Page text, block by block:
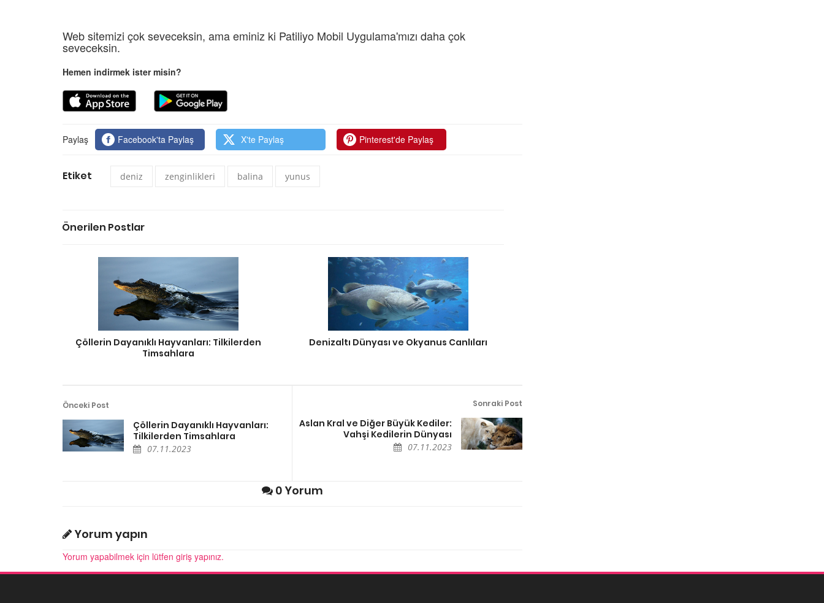
Web sitemizi çok seveceksin, ama eminiz ki Patiliyo Mobil Uygulama'mızı daha çok
seveceksin.
Hemen indirmek ister misin?
Paylaş Facebook'ta Paylaş X'te Paylaş Pinterest'de Paylaş
Etiket deniz zenginlikleri balina yunus
Önerilen Postlar
Çöllerin Dayanıklı Hayvanları: Tilkilerden
Timsahlara
Denizaltı Dünyası ve Okyanus Canlıları
Önceki Post
Çöllerin Dayanıklı Hayvanları:
Tilkilerden Timsahlara
07.11.2023
Sonraki Post
Aslan Kral ve Diğer Büyük Kediler:
Vahşi Kedilerin Dünyası
07.11.2023
0 Yorum
Yorum yapın
Yorum yapabilmek için lütfen giriş yapınız.